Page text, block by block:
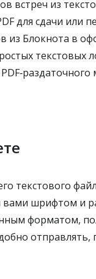
встреч из
для сдачи или
из Блокнота в
текстовых
текстового
вами шрифтом и
форматом,
отправлять,